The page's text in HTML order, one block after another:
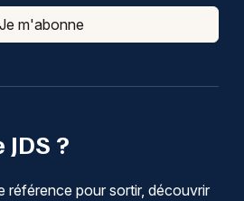
?
référence pour sortir, découvrir
Je m'abonne